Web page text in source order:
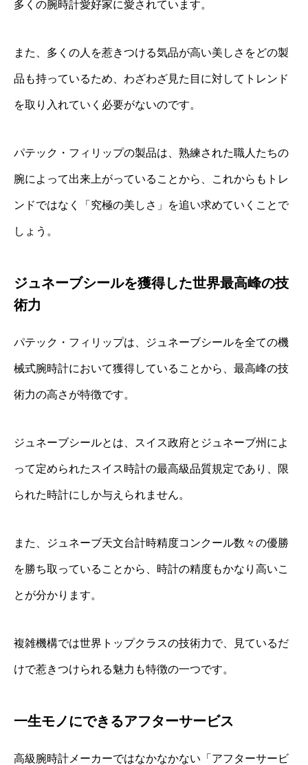
多くの腕時計愛好家に愛されています。
また、多くの人を惹きつける気品が高い美しさをどの製
品も持っているため、わざわざ見た目に対してトレンド
を取り入れていく必要がないのです。
パテック・フィリップの製品は、熟練された職人たちの
腕によって出来上がっていることから、これからもトレ
ンドではなく「究極の美しさ」を追い求めていくことで
しょう。
ジュネーブシールを獲得した世界最高峰の技
術力
パテック・フィリップは、ジュネーブシールを全ての機
械式腕時計において獲得していることから、最高峰の技
術力の高さが特徴です。
ジュネーブシールとは、スイス政府とジュネーブ州によ
って定められたスイス時計の最高級品質規定であり、限
られた時計にしか与えられません。
また、ジュネーブ天文台計時精度コンクール数々の優勝
を勝ち取っていることから、時計の精度もかなり高いこ
とが分かります。
複雑機構では世界トップクラスの技術力で、見ているだ
けで惹きつけられる魅力も特徴の一つです。
一生モノにできるアフターサービス
高級腕時計メーカーではなかなかない「アフターサービ